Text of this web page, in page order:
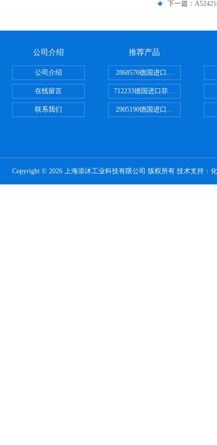
下一篇：
公司介绍
公司介绍
在线留言
联系我们
推荐产品
2868570德国进口菲尼克斯电源
712233德国进口菲尼克斯断路器
2905190德国进口菲尼克斯继电器
Copyright © 2026 上海添沐工业科技有限公司 版权所有 技术支持：